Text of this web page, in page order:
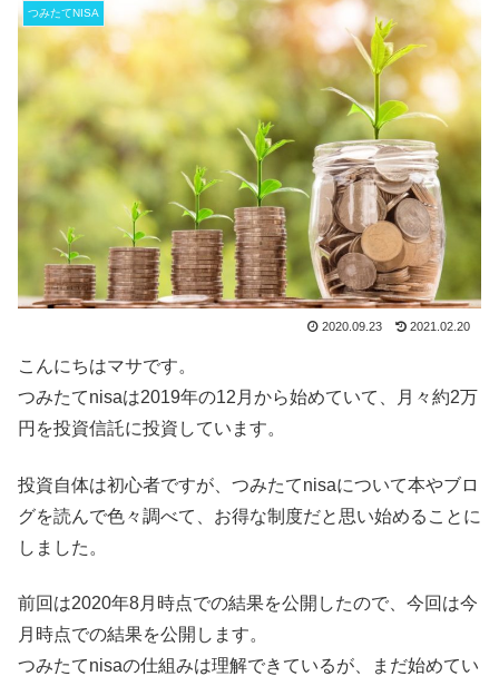
つみたてNISA
2020.09.23 2021.02.20
こんにちはマサです。
つみたてnisaは2019年の12月から始めていて、月々約2万
円を投資信託に投資しています。
投資自体は初心者ですが、つみたてnisaについて本やブロ
グを読んで色々調べて、お得な制度だと思い始めることに
しました。
前回は2020年8月時点での結果を公開したので、今回は今
月時点での結果を公開します。
つみたてnisaの仕組みは理解できているが、まだ始めてい